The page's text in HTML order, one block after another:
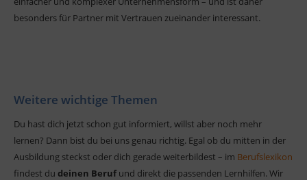
besonders für Partner mit Vertrauen zueinander interessant.
Weitere wichtige Themen
Du hast dich jetzt schon gut informiert, willst aber noch mehr
lernen? Dann bist du bei uns genau richtig. Egal ob du mitten in der
Ausbildung steckst oder dich gerade weiterbildest – im Berufslexikon
findest du deinen Berufund direkt die passenden Lernhilfen. Wir